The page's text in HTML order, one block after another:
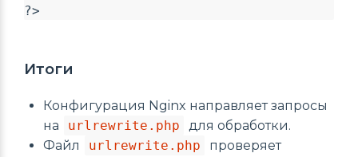
Итоги
Конфигурация Nginx направляет запросы
на
urlrewrite.php
для обработки.
Файл
urlrewrite.php
проверяет